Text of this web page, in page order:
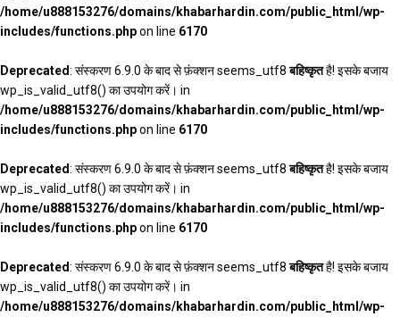
/home/u888153276/domains/khabarhardin.com/public_html/wp-
includes/functions.phpon line 6170
Deprecated: संस्करण 6.9.0 के बाद से फ़ंक्शन seems_utf8बहिष्कृतहै! इसके बजाय
wp_is_valid_utf8() का उपयोग करें। in
/home/u888153276/domains/khabarhardin.com/public_html/wp-
includes/functions.phpon line 6170
Deprecated: संस्करण 6.9.0 के बाद से फ़ंक्शन seems_utf8बहिष्कृतहै! इसके बजाय
wp_is_valid_utf8() का उपयोग करें। in
/home/u888153276/domains/khabarhardin.com/public_html/wp-
includes/functions.phpon line 6170
Deprecated: संस्करण 6.9.0 के बाद से फ़ंक्शन seems_utf8बहिष्कृतहै! इसके बजाय
wp_is_valid_utf8() का उपयोग करें। in
/home/u888153276/domains/khabarhardin.com/public_html/wp-